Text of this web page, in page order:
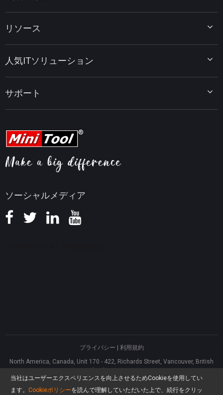
当社はユーザーエクスペリエンスを向上させるためCookieを使用してい
ます。 Cookieポリシーを読んで理解していただいた上で、続行をクリッ
ソーシャルメディア
MiniTool Power Data Recovery
MiniTool PDF Editor
MiniTool MovieMaker
MiniTool uTube Downloader
リソース
データ復元ヒント
PDF編集ヒント
動画編集ヒント
ビデオ変換ヒント
画面録画ヒント
知識ベース
人気ITソリューション
MiniTool ニュースセンター
サポート
ヘルプ
プライバシー | 利用規約
North America, Canada, Unit 170 - 422, Richards Street, Vancouver, British
Columbia, V6B 2Z4
Asia, Hong Kong, Suite 820,8/F., Ocean Centre, Harbour City, 5 Canton Road,
Tsim Sha Tsui, Kowloon